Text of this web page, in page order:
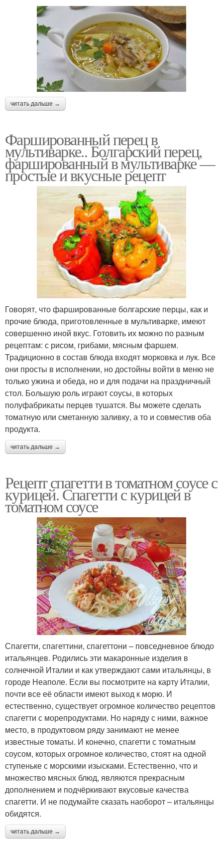
читать дальше →
Фаршированный перец в
мультиварке.. Болгарский перец,
фаршированный в мультиварке —
простые и вкусные рецепт
Говорят, что фаршированные болгарские перцы, как и
прочие блюда, приготовленные в мультиварке, имеют
совершенно иной вкус. Готовить их можно по разным
рецептам: с рисом, грибами, мясным фаршем.
Традиционно в состав блюда входят морковка и лук. Все
они просты в исполнении, но достойны войти в меню не
только ужина и обеда, но и для подачи на праздничный
стол. Большую роль играют соусы, в которых
полуфабрикаты перцев тушатся. Вы можете сделать
томатную или сметанную заливку, а то и совместив оба
продукта.
читать дальше →
Рецепт спагетти в томатном соусе с
курицей. Спагетти с курицей в
томатном соусе
Спагетти, спагеттини, спагеттони – повседневное блюдо
итальянцев. Родились эти макаронные изделия в
солнечной Италии и как утверждают сами итальянцы, в
городе Неаполе. Если вы посмотрите на карту Италии,
почти все её области имеют выход к морю. И
естественно, существует огромное количество рецептов
спагетти с морепродуктами. Но наряду с ними, важное
место, в продуктовом ряду занимают не менее
известные томаты. И конечно, спагетти с томатным
соусом, которых огромное количество, стоят на одной
ступеньке с морскими изысками. Естественно, что и
множество мясных блюд, являются прекрасным
дополнением и подчёркивают вкусовые качества
спагетти. И не подумайте сказать наоборот – итальянцы
обидятся.
читать дальше →